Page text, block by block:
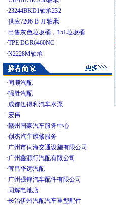
·23244BKD1轴承232
·供应7206-B-JP轴承
·出售灰色垃圾桶，15L垃圾桶
·TPE DGR6460NC
·N2228M轴承
· 同顺汽配
·强胜汽配
·成都伍得利汽车水泵
·宏伟
·赣州国豪汽车服务中心
·创杰汽车维修服务
·广州市伺海交通设施有限公司
·广州鑫源行汽配有限公司
·宜昌华远汽配
·广州强锋汽车配件有限公司
· 同辉电池店
·长治伊州汽配汽车重型配件